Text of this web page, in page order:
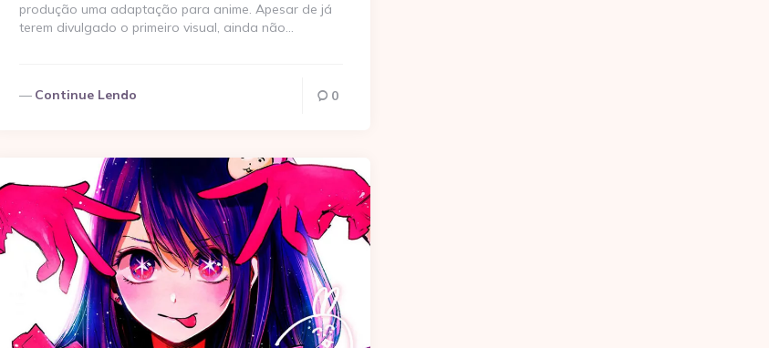
produção uma adaptação para anime. Apesar de já
terem divulgado o primeiro visual, ainda não…
Continue Lendo 0